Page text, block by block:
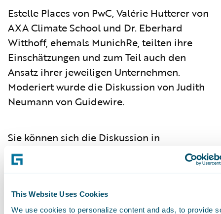
This Website Uses Cookies
We use cookies to personalize content and ads, to provide
Estelle Places von PwC, Valérie Hutterer von
AXA Climate School und Dr. Eberhard
Witthoff, ehemals MunichRe, teilten ihre
Einschätzungen und zum Teil auch den
Ansatz ihrer jeweiligen Unternehmen.
Moderiert wurde die Diskussion von Judith
Neumann von Guidewire.
Sie können sich die Diskussion in
dieser
anhören.
See More Articles
Subscribe to Our Blog